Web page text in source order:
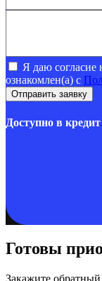
Я даю согласие
ознакомлен(а) с
Доступно в кредит
Готовы
Закажите обратный